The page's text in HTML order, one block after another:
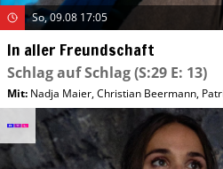
So, 09.08 17:05
In aller Freundschaft
Schlag auf Schlag(S:29 E: 13)
Mit: Nadja Maier,Christian Beermann,